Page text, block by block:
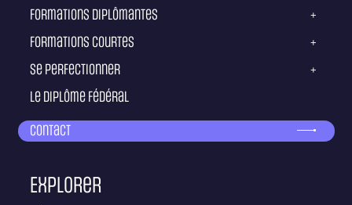
Formations diplômantes +
Formations courtes +
Se perfectionner +
Le diplôme fédéral
Contact
Explorer